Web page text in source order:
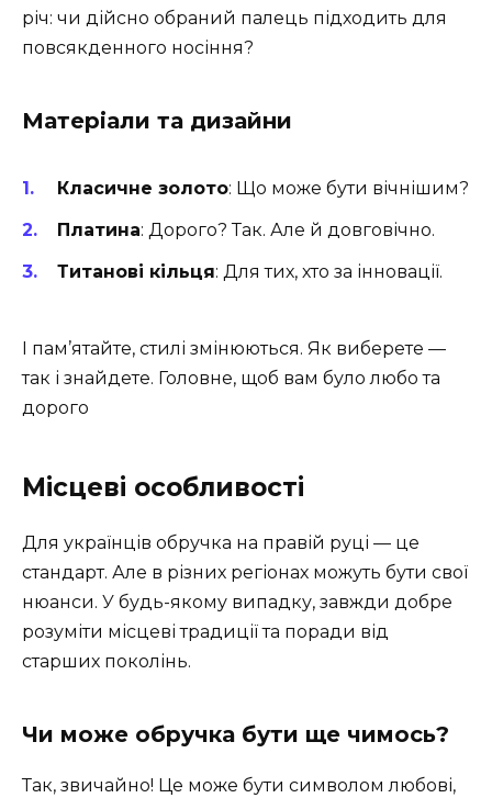
річ: чи дійсно обраний палець підходить для
повсякденного носіння?
Матеріали та дизайни
Класичне золото: Що може бути вічнішим?
Платина: Дорого? Так. Але й довговічно.
Титанові кільця: Для тих, хто за інновації.
І пам’ятайте, стилі змінюються. Як виберете —
так і знайдете. Головне, щоб вам було любо та
дорого
Місцеві особливості
Для українців обручка на правій руці — це
стандарт. Але в різних регіонах можуть бути свої
нюанси. У будь-якому випадку, завжди добре
розуміти місцеві традиції та поради від
старших поколінь.
Чи може обручка бути ще чимось?
Так, звичайно! Це може бути символом любові,